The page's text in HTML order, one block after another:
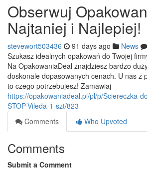
Obserwuj
Najtaniej i Najlepiej!
stevewort503436 91 days ago News
Szukasz idealnych opakowań do Twojej
Na OpakowaniaDeal znajdziesz bardzo
doskonale dopasowanych cenach. U nas z
to czego potrzebujesz! Zamawiaj
https://opakowaniadeal.pl/pl/p/Sciereczka-
STOP-Vileda-1-szt/823
Comments
Who Upvoted
Comments
Submit a Comment